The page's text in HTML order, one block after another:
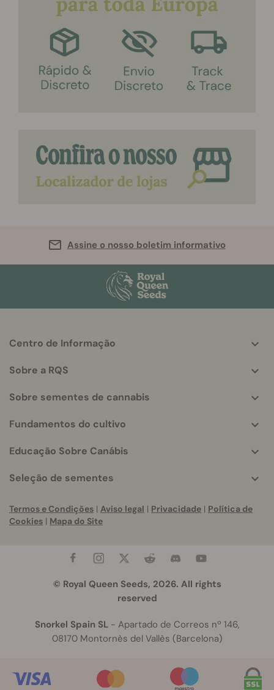
Assine o nosso boletim informativo
More
info
Centro de Informação
Sobre a RQS
Sobre sementes de cannabis
Fundamentos do cultivo
Educação Sobre Canábis
Seleção de sementes
Termos e Condições | Aviso legal | Privacidade | Política de
Cookies | Mapa do Site
© Royal Queen Seeds, 2026. All rights
reserved
Snorkel Spain SL- Apartado de Correos nº 146,
08170 Montornès del Vallès (Barcelona)